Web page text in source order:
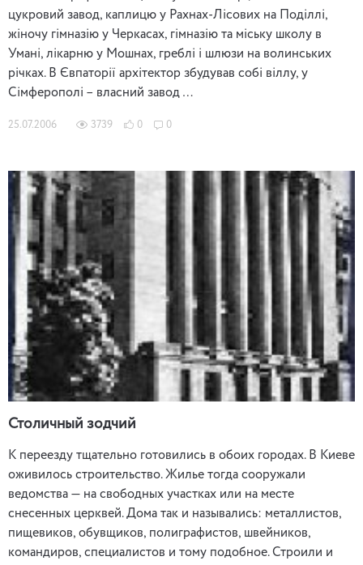
цукровий завод, каплицю у Рахнах-Лісових на Поділлі,
жіночу гімназію у Черкасах, гімназію та міську школу в
Умані, лікарню у Мошнах, греблі і шлюзи на волинських
річках. В Євпаторії архітектор збудував собі віллу, у
Сімферополі – власний завод …
25.07.2006 3739 0 0
Столичный зодчий
К переезду тщательно готовились в обоих городах. В Киеве
оживилось строительство. Жилье тогда сооружали
ведомства — на свободных участках или на месте
снесенных церквей. Дома так и назывались: металлистов,
пищевиков, обувщиков, полиграфистов, швейников,
командиров, специалистов и тому подобное. Строили и